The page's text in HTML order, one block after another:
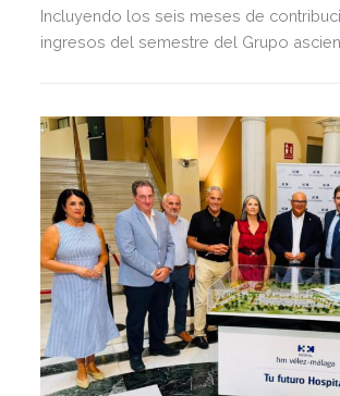
Incluyendo los seis meses de
ingresos del semestre del Grupo